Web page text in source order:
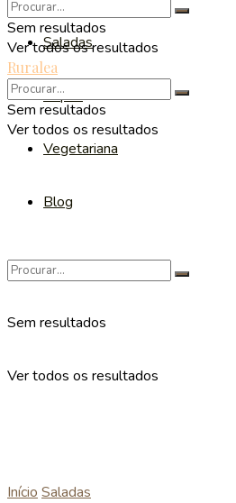
Saladas
Sopas
Vegetariana
Blog
Sem resultados
Ver todos os resultados
Sem resultados
Ver todos os resultados
Ruralea
Sem resultados
Ver todos os resultados
Início Saladas